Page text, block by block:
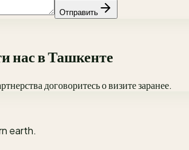
Отправить
нас в Ташкенте
договоритесь о визите заранее.
earth.